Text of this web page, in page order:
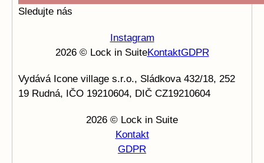
Sledujte nás
Instagram
2026 © Lock in SuiteKontaktGDPR
Vydává Icone village s.r.o., Sládkova 432/18, 252
19 Rudná, IČO 19210604, DIČ CZ19210604
2026 © Lock in Suite
Kontakt
GDPR